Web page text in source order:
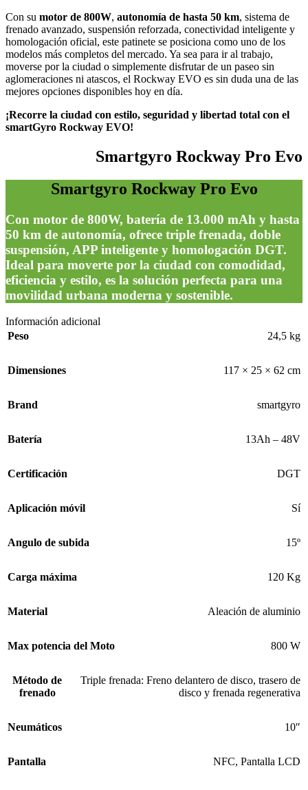
Con su motor de 800W, autonomía de hasta 50 km, sistema de
frenado avanzado, suspensión reforzada, conectividad inteligente y
homologación oficial, este patinete se posiciona como uno de los
modelos más completos del mercado. Ya sea para ir al trabajo,
moverse por la ciudad o simplemente disfrutar de un paseo sin
aglomeraciones ni atascos, el Rockway EVO es sin duda una de las
mejores opciones disponibles hoy en día.
¡Recorre la ciudad con estilo, seguridad y libertad total con el
smartGyro Rockway EVO!
Smartgyro Rockway Pro Evo
Smartgyro Rockway Pro Evo
Con motor de 800W, batería de 13.000 mAh y hasta
50 km de autonomía, ofrece triple frenada, doble
suspensión, APP inteligente y homologación DGT.
Ideal para moverte por la ciudad con comodidad,
eficiencia y estilo, es la solución perfecta para una
movilidad urbana moderna y sostenible.
Información adicional
Peso
24,5 kg
Dimensiones 117 × 25 × 62 cm
Brand smartgyro
Batería 13Ah – 48V
Certificación DGT
Aplicación móvil Sí
Angulo de subida 15º
Carga máxima 120 Kg
Material Aleación de aluminio
Max potencia del Moto 800 W
Método de
frenado
Triple frenada: Freno delantero de disco, trasero de
disco y frenada regenerativa
Neumáticos 10″
Pantalla NFC, Pantalla LCD